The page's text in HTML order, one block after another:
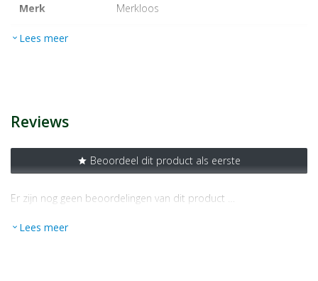
Merk merkloos
EAN
expand_more Lees meer
Reviews
star Beoordeel dit product als eerste
Er zijn nog geen beoordelingen van dit product …
expand_more Lees meer